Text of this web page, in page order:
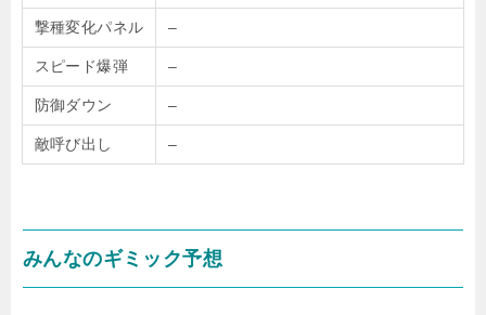
撃種変化パネル –
スピード爆弾 –
防御ダウン –
敵呼び出し –
みんなのギミック予想